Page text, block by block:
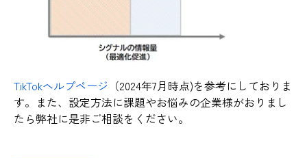
TikTokヘルプページ （2024年7月時点)を参考にしておりま
す。また、設定方法に課題やお悩みの企業様がおりまし
たら弊社に是非ご相談をください。